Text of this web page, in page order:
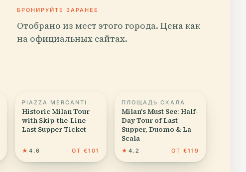
БРОНИРУЙТЕ ЗАРАНЕЕ
Отобрано из мест этого города. Цена как
на официальных сайтах.
PIAZZA MERCANTI
Historic Milan Tour
with Skip-the-Line
Last Supper Ticket
★ 4.6 ОТ €101
ПЛОЩАДЬ СКАЛА
Milan's Must See: Half-
Day Tour of Last
Supper, Duomo & La
Scala
★ 4.2 ОТ €119